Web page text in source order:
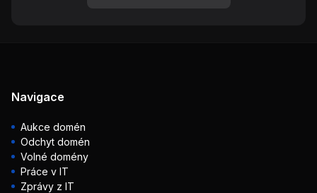
Navigace
Aukce domén
Odchyt domén
Volné domény
Práce v IT
Zprávy z IT